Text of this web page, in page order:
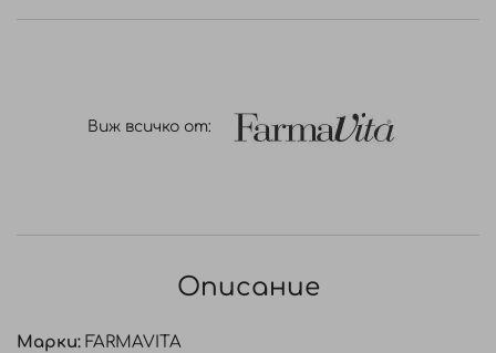
Виж всичко от:
Описание
Марки: FARMAVITA